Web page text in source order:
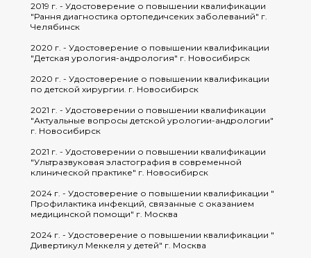
2019 г. - Удостоверение о повышении квалификации
"Рання диагностика ортопедичсеких заболеваний" г.
Челябинск
2020 г. - Удостоверение о повышении квалификации
"Детская урология-андрология" г. Новосибирск
2020 г. - Удостоверение о повышении квалификации
по детской хирургии. г. Новосибирск
2021 г. - Удостоверении о повышении квалификации
"Актуальные вопросы детской урологии-андрологии"
г. Новосибирск
2021 г. - Удостоверении о повышении квалификации
"Ультразвуковая эластография в современной
клинической практике" г. Новосибирск
2024 г. - Удостоверение о повышении квалификации "
Профилактика инфекций, связанные с оказанием
медицинской помощи" г. Москва
2024 г. - Удостоверение о повышении квалификации "
Дивертикул Меккеля у детей" г. Москва